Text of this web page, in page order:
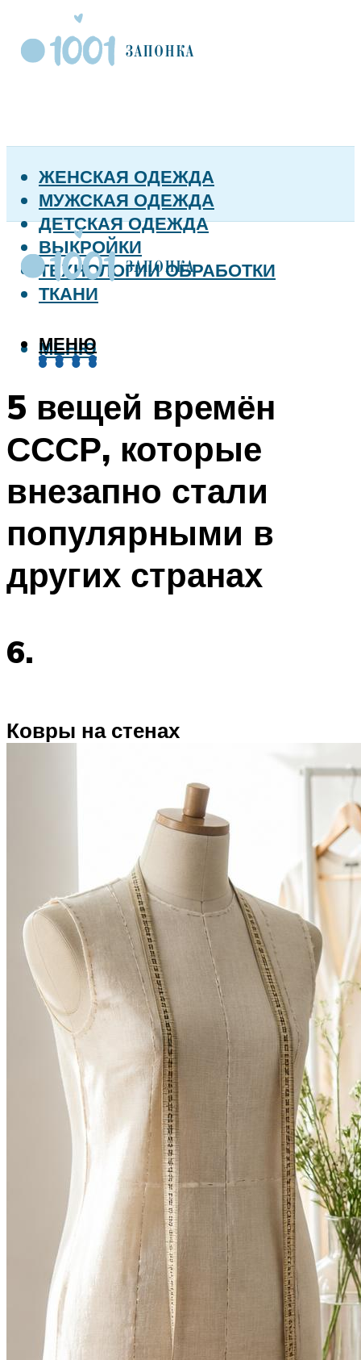
ЖЕНСКАЯ ОДЕЖДА
МУЖСКАЯ ОДЕЖДА
ДЕТСКАЯ ОДЕЖДА
ВЫКРОЙКИ
ТЕХНОЛОГИИ ОБРАБОТКИ
ТКАНИ
МЕНЮ
МЕНЮ
5 вещей времён
СССР, которые
внезапно стали
популярными в
других странах
6.
Ковры на стенах